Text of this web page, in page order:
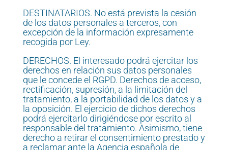
DESTINATARIOS. No está prevista la cesión
de los datos personales a terceros, con
excepción de la información expresamente
recogida por Ley.
DERECHOS. El interesado podrá ejercitar los
derechos en relación sus datos personales
que le concede el RGPD. Derechos de acceso,
rectificación, supresión, a la limitación del
tratamiento, a la portabilidad de los datos y a
la oposición. El ejercicio de dichos derechos
podrá ejercitarlo dirigiéndose por escrito al
responsable del tratamiento. Asimismo, tiene
derecho a retirar el consentimiento prestado y
a reclamar ante la Agencia española de